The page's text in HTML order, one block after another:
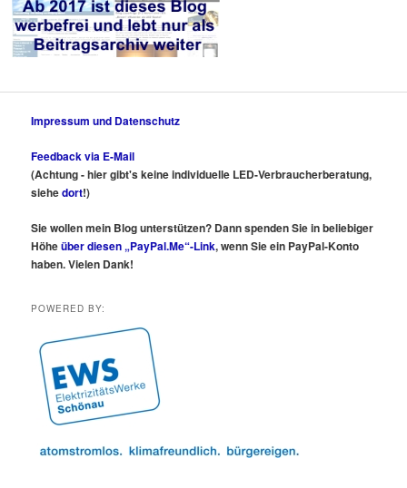
Impressum und Datenschutz
Feedback via E-Mail
(Achtung - hier gibt's keine individuelle LED-Verbraucherberatung,
siehedort!)
Sie wollen mein Blog unterstützen? Dann spenden Sie in beliebiger
Höheüber diesen „PayPal.Me“-Link, wenn Sie ein PayPal-Konto
haben. Vielen Dank!
POWERED BY: